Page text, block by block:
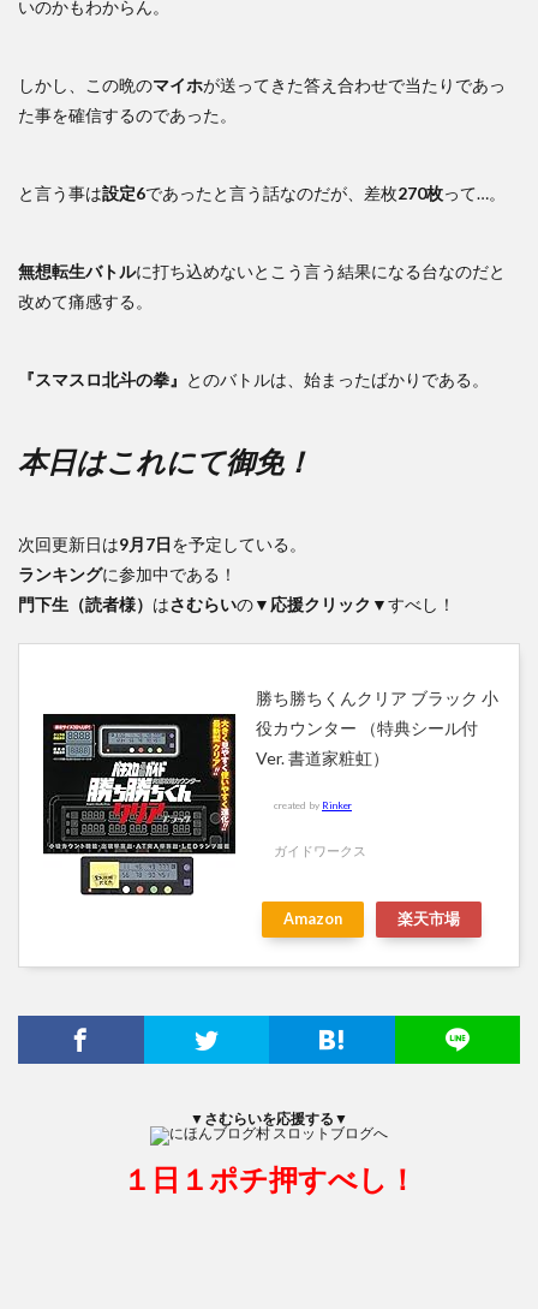
いのかもわからん。
しかし、この晩のマイホが送ってきた答え合わせで当たりであっ
た事を確信するのであった。
と言う事は設定6であったと言う話なのだが、差枚270枚って…。
無想転生バトルに打ち込めないとこう言う結果になる台なのだと
改めて痛感する。
『スマスロ北斗の拳』 とのバトルは、始まったばかりである。
本日はこれにて御免！
次回更新日は9月7日を予定している。
ランキングに参加中である！
門下生（読者様） はさむらいの▼応援クリック▼すべし！
勝ち勝ちくんクリア ブラック 小
役カウンター （特典シール付
Ver. 書道家粧虹）
created by Rinker
ガイドワークス
Amazon 楽天市場
▼さむらいを応援する▼
１日１ポチ押すべし！